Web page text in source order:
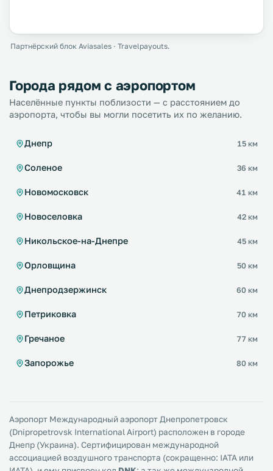
Партнёрский блок Aviasales · Travelpayouts.
Города рядом с аэропортом
Населённые пункты поблизости — с расстоянием до
аэропорта, чтобы вы могли посетить их по желанию.
Днепр 15 км
Соленое 36 км
Новомосковск 41 км
Новоселовка 42 км
Никольское-на-Днепре 45 км
Орловщина 50 км
Днепродзержинск 60 км
Петриковка 70 км
Гречаное 77 км
Запорожье 80 км
Аэропорт Международный аэропорт Днепропетровск
(Dnipropetrovsk International Airport) расположен в городе
Днепр (Украина). Сертифицирован международной
ассоциацией воздушного транспорта (сокращенно: IATA или